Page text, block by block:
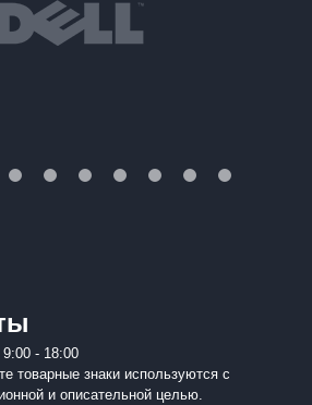
- 18:00
товарные знаки используются с
и описательной целью.